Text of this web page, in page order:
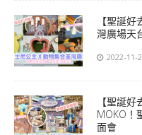
【聖誕
灣廣場天
2022-11-
【聖誕
MOKO！
面會